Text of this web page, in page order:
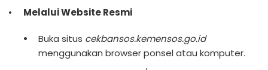
Melalui Website Resmi
Buka situs cekbansos.kemensos.go.id
menggunakan browser ponsel atau komputer.